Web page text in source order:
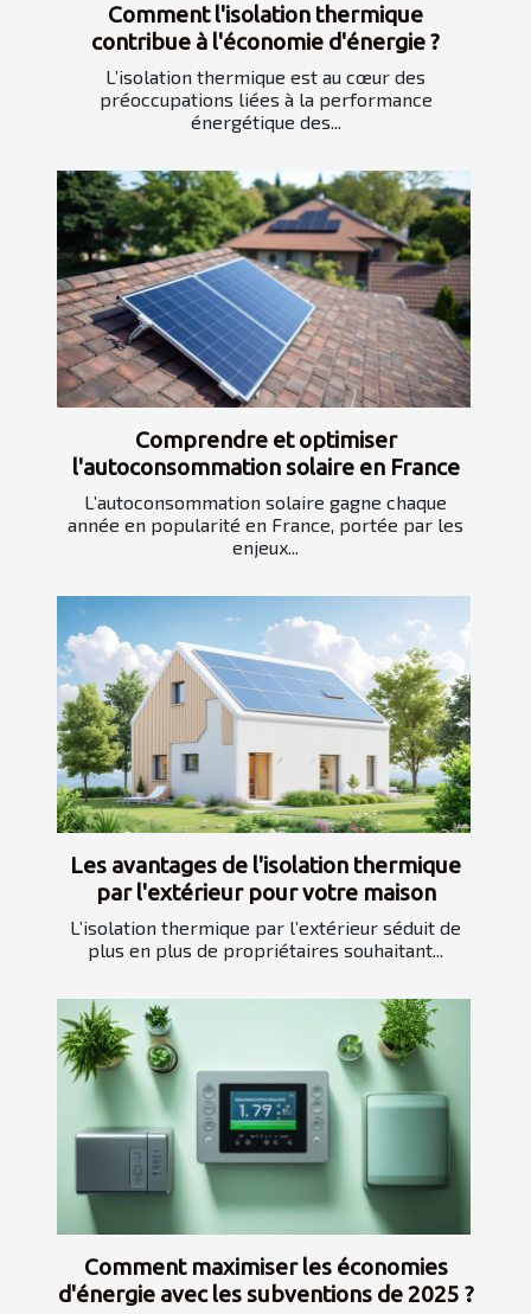
Comment l'isolation thermique
contribue à l'économie d'énergie ?
L’isolation thermique est au cœur des
préoccupations liées à la performance
énergétique des...
Comprendre et optimiser
l'autoconsommation solaire en France
L’autoconsommation solaire gagne chaque
année en popularité en France, portée par les
enjeux...
Les avantages de l'isolation thermique
par l'extérieur pour votre maison
L’isolation thermique par l’extérieur séduit de
plus en plus de propriétaires souhaitant...
Comment maximiser les économies
d'énergie avec les subventions de 2025 ?